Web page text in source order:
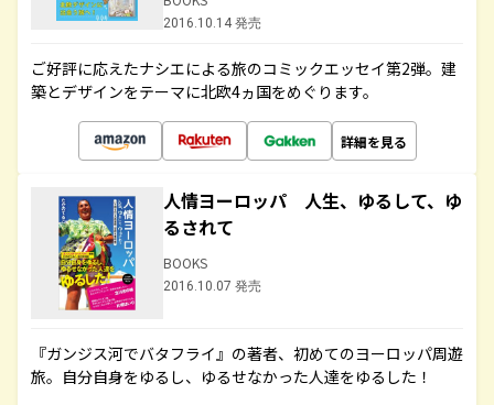
2016.10.14 発売
ご好評に応えたナシエによる旅のコミックエッセイ第2弾。建
築とデザインをテーマに北欧4ヵ国をめぐります。
詳細を見る
人情ヨーロッパ 人生、ゆるして、ゆ
るされて
BOOKS
2016.10.07 発売
『ガンジス河でバタフライ』の著者、初めてのヨーロッパ周遊
旅。自分自身をゆるし、ゆるせなかった人達をゆるした！